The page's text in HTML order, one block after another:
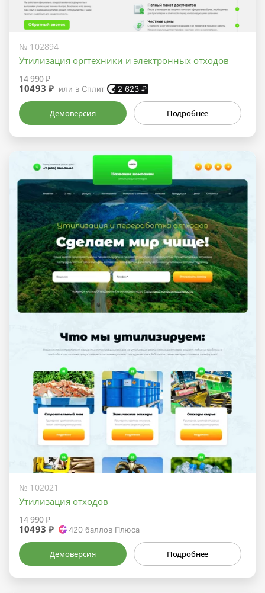
№ 102894
Утилизация оргтехники и электронных отходов
14 990 ₽
10493 ₽ или в Сплит 2 623 ₽
Демоверсия Подробнее
№ 102021
Утилизация отходов
14 990 ₽
10493 ₽ 420 баллов Плюса
Демоверсия Подробнее